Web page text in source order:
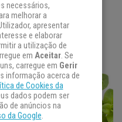
necessários,
melhorar a
apresentar
e elaborar
a utilização de
em Aceitar. Se
carregue em Gerir
informação acerca de
de Cookies da
dados podem ser
de anúncios na
da Google.